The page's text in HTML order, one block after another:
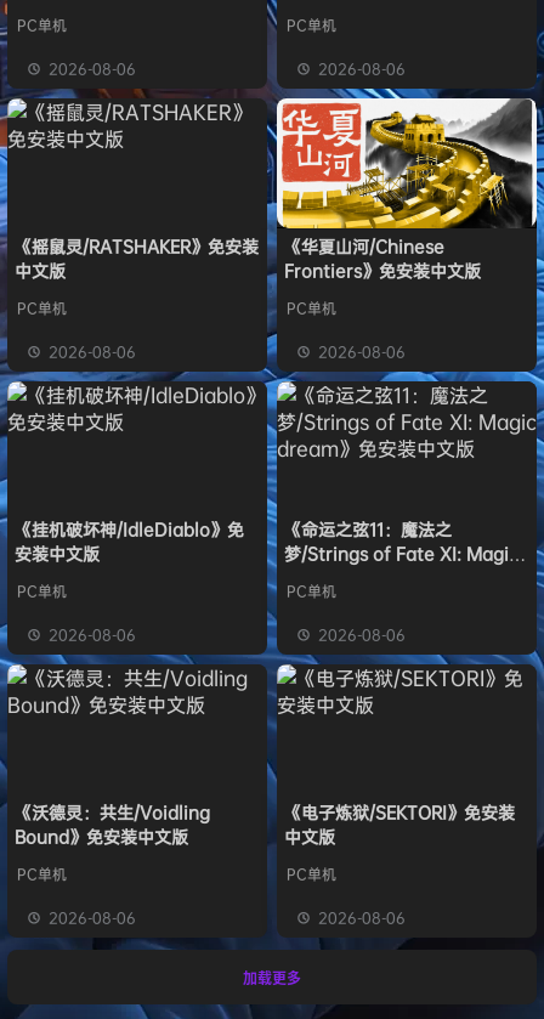
PC单机
2026-08-06
PC单机
2026-08-06
《摇鼠灵/RATSHAKER》免安装
中文版
PC单机
2026-08-06
《华夏山河/Chinese
Frontiers》免安装中文版
PC单机
2026-08-06
《挂机破坏神/IdleDiablo》免
安装中文版
PC单机
2026-08-06
《命运之弦11：魔法之
梦/Strings of Fate XI: Magic
PC单机
2026-08-06
《沃德灵：共生/Voidling
Bound》免安装中文版
PC单机
2026-08-06
《电子炼狱/SEKTORI》免安装
中文版
PC单机
2026-08-06
加载更多